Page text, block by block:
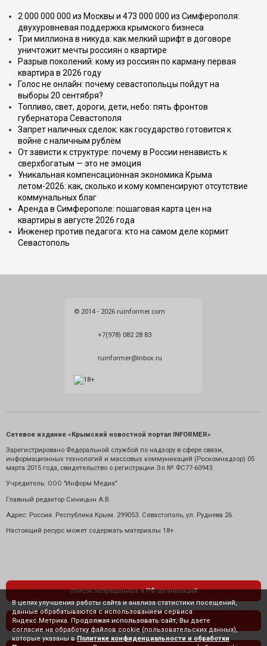
2 000 000 000 из Москвы и 473 000 000 из Симферополя:
двухуровневая поддержка крымского бизнеса
Три миллиона в никуда: как мелкий шрифт в договоре
уничтожит мечты россиян о квартире
Разрыв поколений: кому из россиян по карману первая
квартира в 2026 году
Голос не онлайн: почему севастопольцы пойдут на
выборы 20 сентября?
Топливо, свет, дороги, дети, небо: пять фронтов
губернатора Севастополя
Запрет наличных сделок: как государство готовится к
войне с наличным рублём
От зависти к структуре: почему в России ненависть к
сверхбогатым — это не эмоция
Уникальная компенсационная экономика Крыма
летом-2026: как, сколько и кому компенсируют отсутствие
коммунальных благ
Аренда в Симферополе: пошаговая карта цен на
квартиры в августе 2026 года
Инженер против педагога: кто на самом деле кормит
Севастополь
© 2014 - 2026 ruinformer.com
+7(978) 082 28 83
ruinformer@inbox.ru
Сетевое издание «Крымский новостной портал INFORMER»
Зарегистрировано Федеральной службой по надзору в сфере связи,
информационных технологий и массовых коммуникаций (Роскомнадзор) 05
марта 2015 года, свидетельство о регистрации Эл № ФС77-60943.
Учредитель: ООО "Информ Медиа"
Главный редактор Синицын А.В.
Адрес: Россия. Республика Крым. 299053. Севастополь, ул. Руднева 26.
Настоящий ресурс может содержать материалы 18+
список запрещенных в РФ организаций
политика конфиденциальности
В целях улучшения работы сайта и анализа статистики посещений,
данные обрабатываются с использованием сервиса
Яндекс.Метрика. Продолжая использовать сайт, Вы даете
согласие на обработку файлов cookie (пользовательских данных),
которые указаны в Политике конфиденциальности и обработки